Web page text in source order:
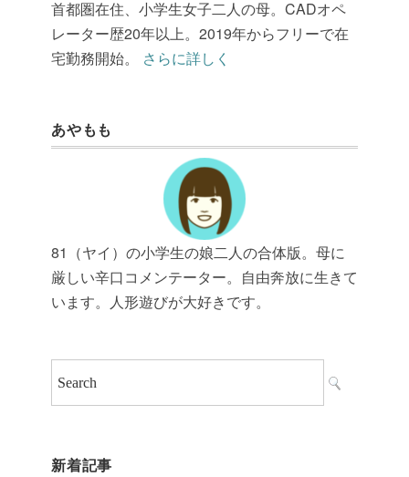
首都圏在住、小学生女子二人の母。CADオペ
レーター歴20年以上。2019年からフリーで在
宅勤務開始。 さらに詳しく
あやもも
81（ヤイ）の小学生の娘二人の合体版。母に
厳しい辛口コメンテーター。自由奔放に生きて
います。人形遊びが大好きです。
新着記事